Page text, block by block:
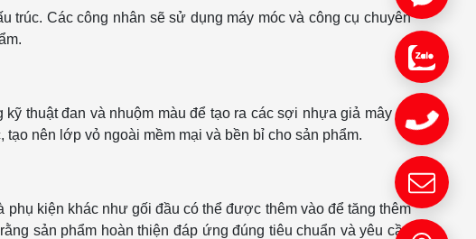
trúc. Các công nhân sẽ sử dụng máy móc và công cụ chuyên
thuật đan và nhuộm màu để tạo ra các sợi nhựa giả mây có
nên lớp vỏ ngoài mềm mại và bền bỉ cho sản phẩm.
kiện khác như gối đầu có thể được thêm vào để tăng thêm
sản phẩm hoàn thiện đáp ứng đúng tiêu chuẩn và yêu cầu